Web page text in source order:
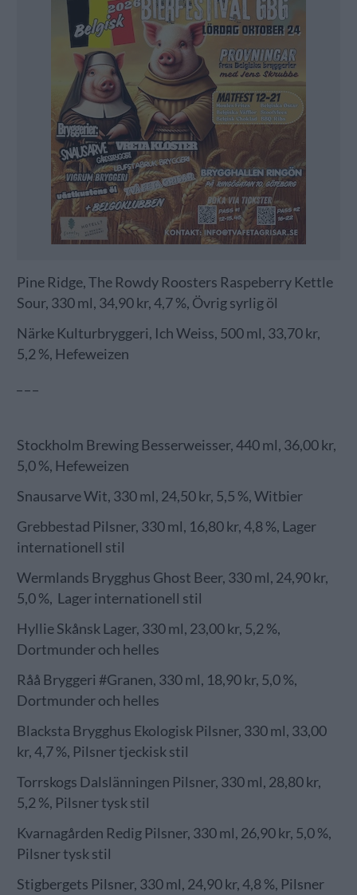
Pine Ridge, The Rowdy Roosters Raspeberry Kettle
Sour, 330 ml, 34,90 kr, 4,7 %, Övrig syrlig öl
Närke Kulturbryggeri, Ich Weiss, 500 ml, 33,70 kr,
5,2 %, Hefeweizen
Stockholm Brewing Besserweisser, 440 ml, 36,00 kr,
5,0 %, Hefeweizen
Snausarve Wit, 330 ml, 24,50 kr, 5,5 %, Witbier
Grebbestad Pilsner, 330 ml, 16,80 kr, 4,8 %, Lager
internationell stil
Wermlands Brygghus Ghost Beer, 330 ml, 24,90 kr,
5,0 %, Lager internationell stil
Hyllie Skånsk Lager, 330 ml, 23,00 kr, 5,2 %,
Dortmunder och helles
Råå Bryggeri #Granen, 330 ml, 18,90 kr, 5,0 %,
Dortmunder och helles
Blacksta Brygghus Ekologisk Pilsner, 330 ml, 33,00
kr, 4,7 %, Pilsner tjeckisk stil
Torrskogs Dalslänningen Pilsner, 330 ml, 28,80 kr,
5,2 %, Pilsner tysk stil
Kvarnagården Redig Pilsner, 330 ml, 26,90 kr, 5,0 %,
Pilsner tysk stil
Stigbergets Pilsner, 330 ml, 24,90 kr, 4,8 %, Pilsner